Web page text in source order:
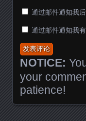
通过邮件通知我
通过邮件通知我
NOTICE:
your
patience!